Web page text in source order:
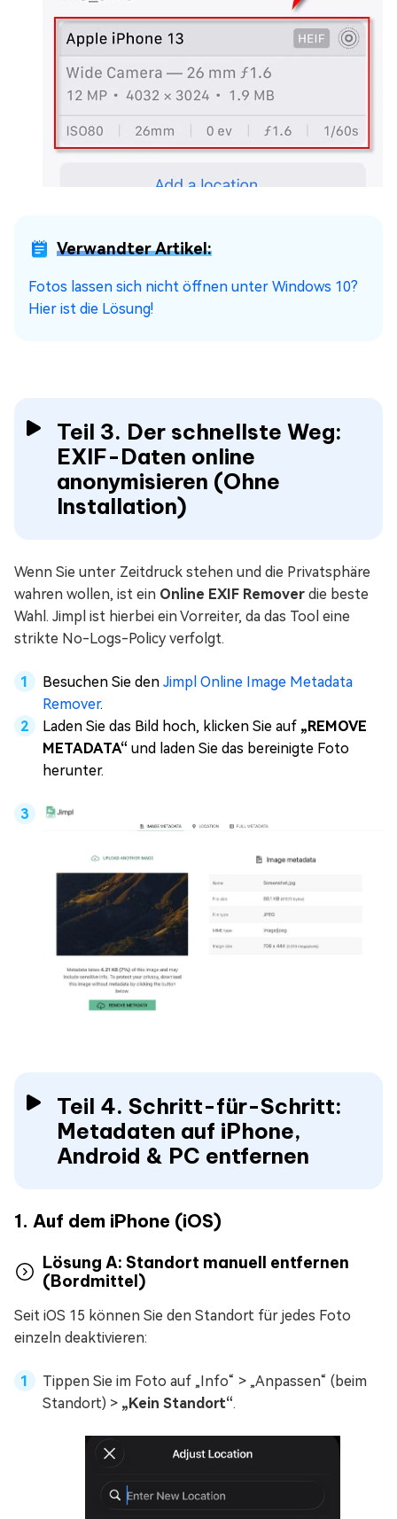
Verwandter Artikel:
Fotos lassen sich nicht öffnen unter Windows 10?
Hier ist die Lösung!
Teil 3. Der schnellste Weg:
EXIF-Daten online
anonymisieren (Ohne
Installation)
Wenn Sie unter Zeitdruck stehen und die Privatsphäre
wahren wollen, ist ein Online EXIF Remover die beste
Wahl. Jimpl ist hierbei ein Vorreiter, da das Tool eine
strikte No-Logs-Policy verfolgt.
Besuchen Sie den Jimpl Online Image Metadata
Remover.
Laden Sie das Bild hoch, klicken Sie auf „REMOVE
METADATA“ und laden Sie das bereinigte Foto
herunter.
Teil 4. Schritt-für-Schritt:
Metadaten auf iPhone,
Android & PC entfernen
1. Auf dem iPhone (iOS)
Lösung A: Standort manuell entfernen
(Bordmittel)
Seit iOS 15 können Sie den Standort für jedes Foto
einzeln deaktivieren:
Tippen Sie im Foto auf „Info“ > „Anpassen“ (beim
Standort) > „Kein Standort“.